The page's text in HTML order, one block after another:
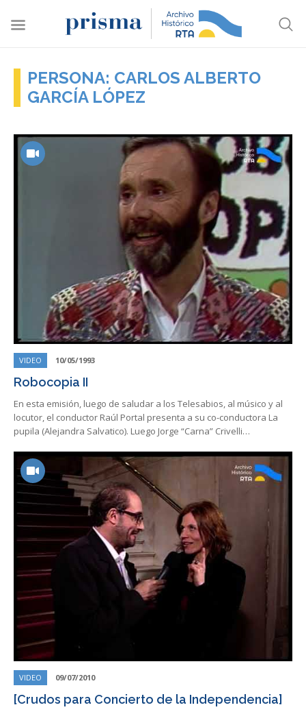
PERSONA: CARLOS ALBERTO
GARCÍA LÓPEZ
VIDEO 10/05/1993
Robocopia II
En esta emisión, luego de saludar a los Telesabios, al músico y al
locutor, el conductor Raúl Portal presenta a su co-conductora La
pupila (Alejandra Salvatico). Luego Jorge “Carna” Crivelli…
VIDEO 09/07/2010
[Crudos para Concierto de la Independencia]